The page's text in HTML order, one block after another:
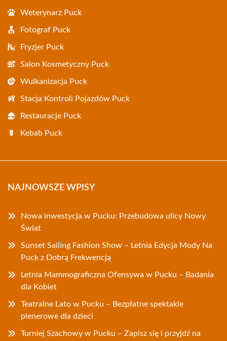
Weterynarz Puck
Fotograf Puck
Fryzjer Puck
Salon Kosmetyczny Puck
Wulkanizacja Puck
Stacja Kontroli Pojazdów Puck
Restauracje Puck
Kebab Puck
NAJNOWSZE WPISY
Nowa inwestycja w Pucku: Przebudowa ulicy Nowy
Świat
Sunset Sailing Fashion Show – Letnia Edycja Mody Na
Puck z Dobrą Frekwencją
Letnia Mammograficzna Ofensywa w Pucku – Badania
dla Kobiet
Teatralne Lato w Pucku – Bezpłatne spektakle
plenerowe dla dzieci
Turniej Szachowy w Pucku – Zapisz się i przyjdź na